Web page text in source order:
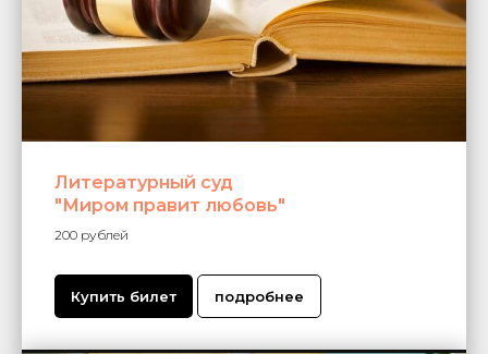
Литературный суд
"Миром правит любовь"
200 рублей
Купить билет подробнее